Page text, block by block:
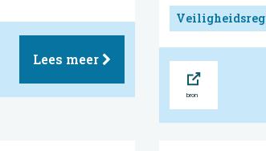
Lees meer